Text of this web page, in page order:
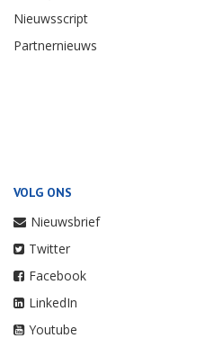
Nieuwsscript
Partnernieuws
VOLG ONS
Nieuwsbrief
Twitter
Facebook
LinkedIn
Youtube